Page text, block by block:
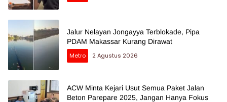
Jalur Nelayan Jongayya Terblokade, Pipa
PDAM Makassar Kurang Dirawat
Metro
2 Agustus 2026
ACW Minta Kejari Usut Semua Paket Jalan
Beton Parepare 2025, Jangan Hanya Fokus